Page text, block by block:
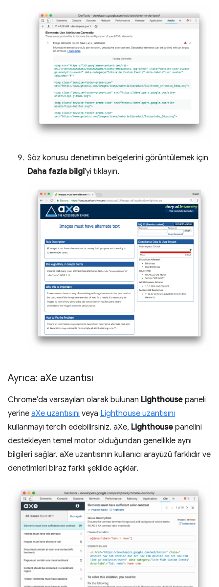
Söz konusu denetimin belgelerini görüntülemek için
Daha fazla bilgi'yi tıklayın.
Ayrıca: aXe uzantısı
Chrome'da varsayılan olarak bulunan Lighthouse paneli
yerine aXe uzantısını veya Lighthouse uzantısını
kullanmayı tercih edebilirsiniz. aXe, Lighthouse panelini
destekleyen temel motor olduğundan genellikle aynı
bilgileri sağlar. aXe uzantısının kullanıcı arayüzü farklıdır ve
denetimleri biraz farklı şekilde açıklar.